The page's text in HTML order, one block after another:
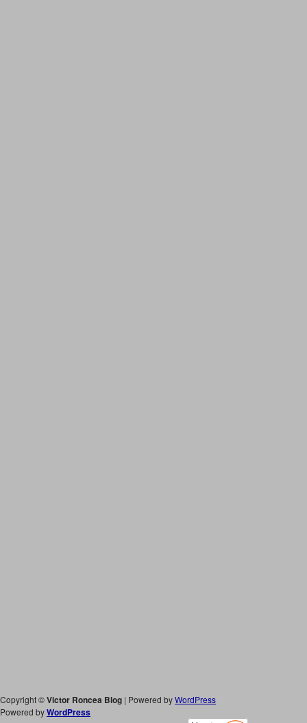
Copyright ©Victor Roncea Blog | Powered byWordPress
Powered byWordPress